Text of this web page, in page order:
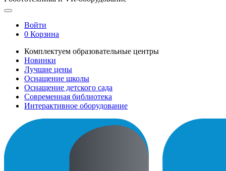
Войти
0 Корзина
Комплектуем образовательные центры
Новинки
Лучшие цены
Оснащение школы
Оснащение детского сада
Современная библиотека
Интерактивное оборудование